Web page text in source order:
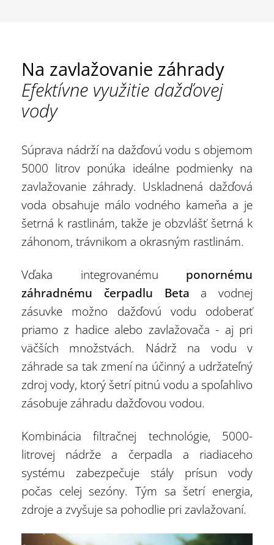
Na zavlažovanie záhrady
Efektívne využitie dažďovej
vody
Súprava nádrží na dažďovú vodu s objemom
5000 litrov ponúka ideálne podmienky na
zavlažovanie záhrady. Uskladnená dažďová
voda obsahuje málo vodného kameňa a je
šetrná k rastlinám, takže je obzvlášť šetrná k
záhonom, trávnikom a okrasným rastlinám.
Vďaka integrovanému ponornému
záhradnému čerpadlu Beta a vodnej
zásuvke možno dažďovú vodu odoberať
priamo z hadice alebo zavlažovača - aj pri
väčších množstvách. Nádrž na vodu v
záhrade sa tak zmení na účinný a udržateľný
zdroj vody, ktorý šetrí pitnú vodu a spoľahlivo
zásobuje záhradu dažďovou vodou.
Kombinácia filtračnej technológie, 5000-
litrovej nádrže a čerpadla a riadiaceho
systému zabezpečuje stály prísun vody
počas celej sezóny. Tým sa šetrí energia,
zdroje a zvyšuje sa pohodlie pri zavlažovaní.